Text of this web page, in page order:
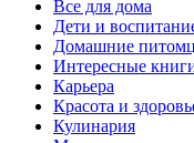
Все для дома
Дети и
Домашние
Интересные
Карьера
Красота и
Кулинария